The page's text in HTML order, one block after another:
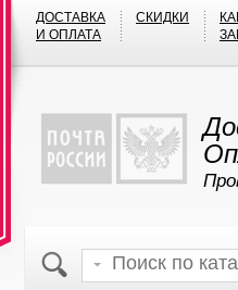
ДОСТАВКА
И ОПЛАТА
СКИДКИ